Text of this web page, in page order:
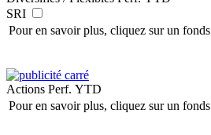
SRI
Pour en savoir plus, cliquez sur un fonds
Actions Perf. YTD
Pour en savoir plus, cliquez sur un fonds